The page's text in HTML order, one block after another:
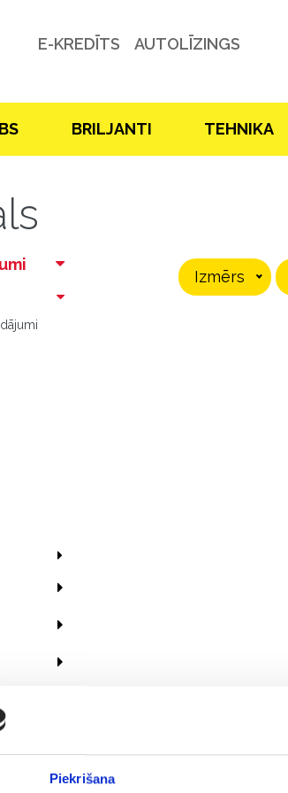
Piekrišana
E-KREDĪTS AUTOLĪZINGS
BRILJANTI TEHNIKA
Izmērs